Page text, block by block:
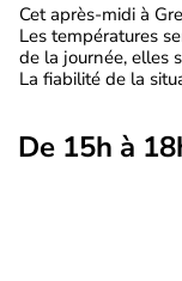
Cet après-midi à
Les températures
de la journée, elles
La fiabilité de la
De 15h à